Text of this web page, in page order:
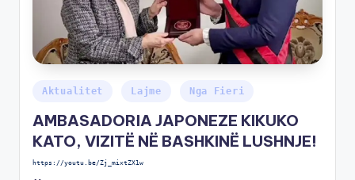
Aktualitet Lajme Nga Fieri
AMBASADORIA JAPONEZE KIKUKO
KATO, VIZITË NË BASHKINË LUSHNJE!
https://youtu.be/Zj_mixtZX1w